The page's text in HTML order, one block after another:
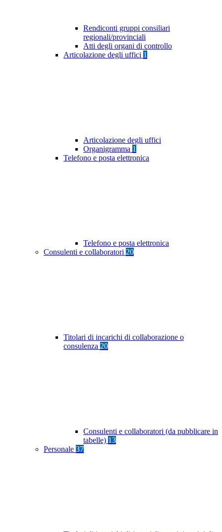
Rendiconti gruppi consiliari
regionali/provinciali
Atti degli organi di controllo
Articolazione degli uffici 1
Articolazione degli uffici
Organigramma 1
Telefono e posta elettronica
Telefono e posta elettronica
Consulenti e collaboratori 20
Titolari di incarichi di collaborazione o
consulenza 20
Consulenti e collaboratori (da pubblicare in
tabelle) 13
Personale 37